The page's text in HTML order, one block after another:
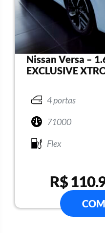
Nissan Versa –
EXCLUSIVE
4 portas
71000
Flex
R$